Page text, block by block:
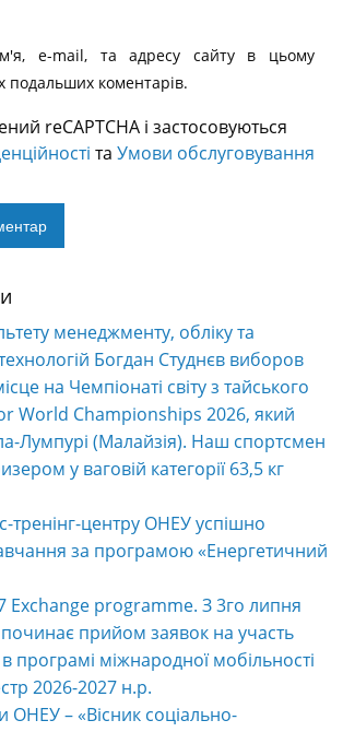
e-mail, та адресу сайту в цьому
подальших коментарів.
reCAPTCHA і застосовуються
та Умови обслуговування
менеджменту, обліку та
Богдан Студнєв виборов
на Чемпіонаті світу з тайського
World Championships 2026, який
Лумпурі (Малайзія). Наш спортсмен
у ваговій категорії 63,5 кг
тренінг-центру ОНЕУ успішно
за програмою «Енергетичний
Exchange programme. З 3го липня
прийом заявок на участь
програмі міжнародної мобільності
2026-2027 н.р.
ОНЕУ – «Вісник соціально-